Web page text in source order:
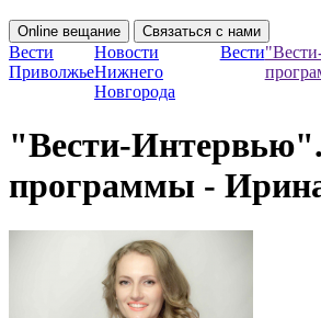
Online вещание Связаться с нами
Вести
Приволжье
Новости
Нижнего
Новгорода
Вести
"Вести-
программы -